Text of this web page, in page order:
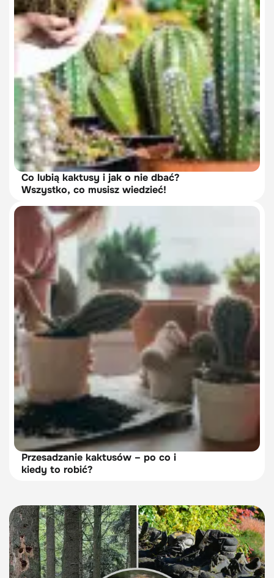
Co lubią kaktusy i jak o nie dbać?
Wszystko, co musisz wiedzieć!
Przesadzanie kaktusów – po co i
kiedy to robić?